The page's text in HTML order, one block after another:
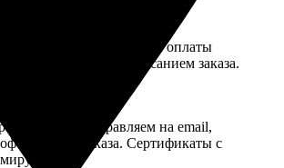
картой. После оплаты
на email с описанием заказа.
И ОПЛАТА
мы отправляем на email,
заказа. Сертификаты с